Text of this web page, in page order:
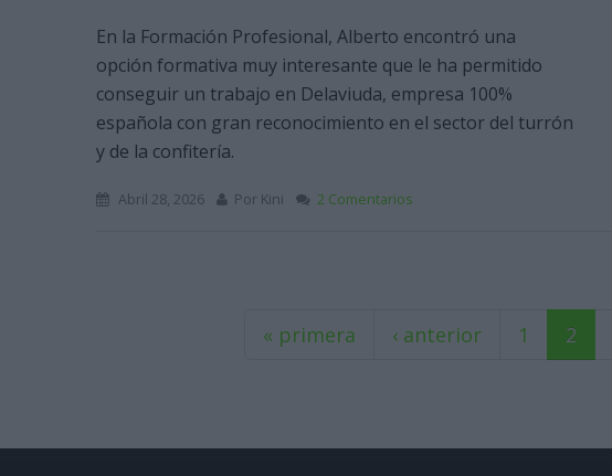
En la Formación Profesional, Alberto encontró una
opción formativa muy interesante que le ha permitido
conseguir un trabajo en Delaviuda, empresa 100%
española con gran reconocimiento en el sector del turrón
y de la confitería.
Abril 28, 2026 Por Kini 2 Comentarios
« primera ‹ anterior 1 2